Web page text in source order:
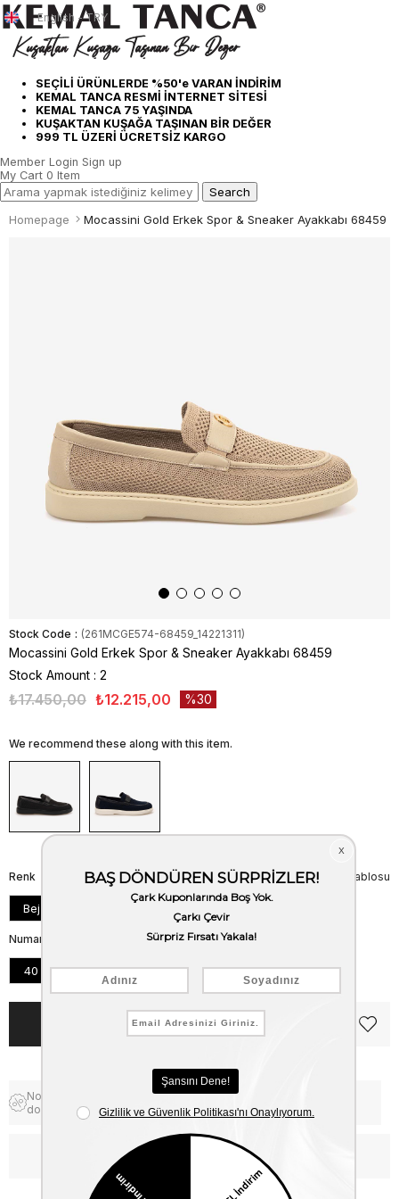
SEÇİLİ ÜRÜNLERDE %50'e VARAN İNDİRİM
KEMAL TANCA RESMİ İNTERNET SİTESİ
KEMAL TANCA 75 YAŞINDA
KUŞAKTAN KUŞAĞA TAŞINAN BİR DEĞER
999 TL ÜZERİ ÜCRETSİZ KARGO
English - TRY
Member Login Sign up
My Cart 0 Item
Homepage Mocassini Gold Erkek Spor & Sneaker Ayakkabı 68459
Stock Code (261MCGE574-68459_14221311)
Mocassini Gold Erkek Spor & Sneaker Ayakkabı 68459
Stock Amount : 2
₺17.450,00 ₺12.215,00 30
We recommend these along with this item.
Beden Tablosu
Renk
Bej
Numara
40 41 42 43 44 45
Notify me when the price goes
down
WhatsApp’tan Bilgi Al